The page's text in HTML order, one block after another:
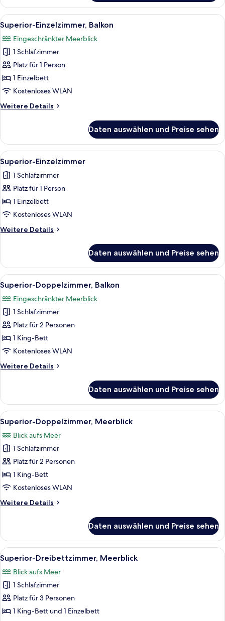
Suite,
Terrasse
Alle
Fotos
für
Superior-
Einzelzimmer,
Balkon
anzeigen
Ein Hotelzimmer mit einem Bett,
4
Superior-Einzelzimmer, Balkon
Eingeschränkter Meerblick
1 Schlafzimmer
Platz für 1 Person
1 Einzelbett
Kostenloses WLAN
Weitere Details
Weitere
Einzelzimmer,
Balkon
Daten auswählen und Preise sehen
Alle
Fotos
für
Superior-
Einzelzimmer
anzeigen
Ein Hotelzimmer mit Bett,
4
Superior-Einzelzimmer
1 Schlafzimmer
Platz für 1 Person
1 Einzelbett
Kostenloses WLAN
Weitere Details
Weitere
Einzelzimmer
Daten auswählen und Preise sehen
Alle
Fotos
für
Superior-
Doppelzimmer,
Balkon
anzeigen
Ein Hotelzimmer mit einem großen
5
Superior-Doppelzimmer, Balkon
Eingeschränkter Meerblick
1 Schlafzimmer
Platz für 2 Personen
1 King-Bett
Kostenloses WLAN
Weitere Details
Weitere
Doppelzimmer,
Balkon
Daten auswählen und Preise sehen
Alle
Fotos
für
Superior-
Doppelzimmer,
Meerblick
anzeigen
Ein Hotelzimmer mit einem großen
4
Superior-Doppelzimmer, Meerblick
Blick aufs Meer
1 Schlafzimmer
Platz für 2 Personen
1 King-Bett
Kostenloses WLAN
Weitere Details
Weitere
Doppelzimmer,
Meerblick
Daten auswählen und Preise sehen
Alle
Fotos
für
Superior-
Dreibettzimmer,
Meerblick
Ein Hotelzimmer mit zwei Betten,
5
Superior-Dreibettzimmer, Meerblick
Blick aufs Meer
1 Schlafzimmer
Platz für 3 Personen
1 King-Bett und 1 Einzelbett